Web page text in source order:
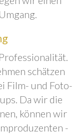
schätzen
Film- und Foto-
Da wir die
können wir
-